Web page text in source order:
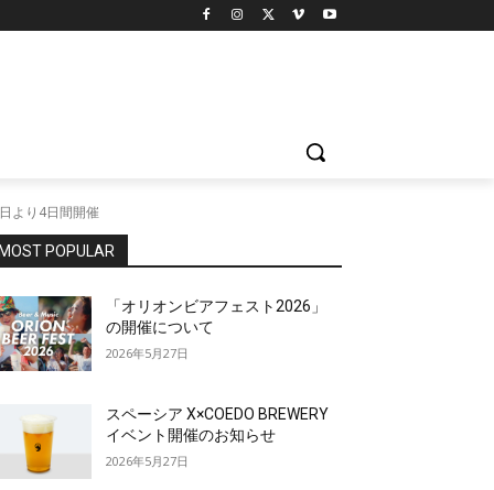
より4日間開催
POPULAR
「オリオンビアフェスト2026」
の開催について
2026年5月27日
スペーシア X×COEDO BREWERY
イベント開催のお知らせ
2026年5月27日